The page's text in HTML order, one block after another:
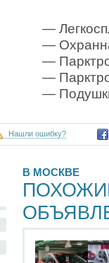
—
—
—
—
—
Нашли ошибку?
В МОСКВЕ